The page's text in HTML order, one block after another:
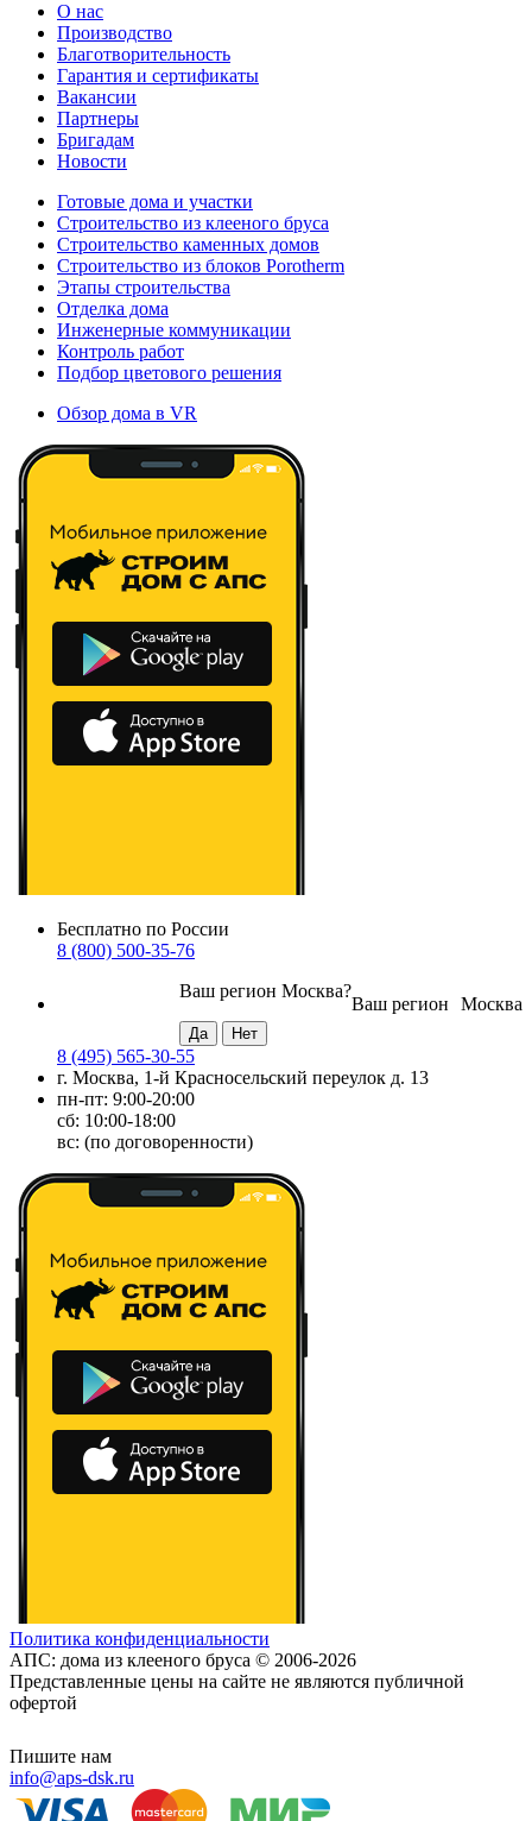
О нас
Производство
Благотворительность
Гарантия и сертификаты
Вакансии
Партнеры
Бригадам
Новости
Готовые дома и участки
Строительство из клееного бруса
Строительство каменных домов
Строительство из блоков Porotherm
Этапы строительства
Отделка дома
Инженерные коммуникации
Контроль работ
Подбор цветового решения
Обзор дома в VR
Бесплатно по России
8 (800) 500-35-76
Москва
Ваш регион
Ваш регион Москва?
8 (495) 565-30-55
г. Москва, 1-й Красносельский переулок д. 13
пн-пт: 9:00-20:00
сб: 10:00-18:00
вс: (по договоренности)
Политика конфиденциальности
АПС: дома из клееного бруса © 2006-2026
Представленные цены на сайте не являются публичной
офертой
Пишите нам
info@aps-dsk.ru